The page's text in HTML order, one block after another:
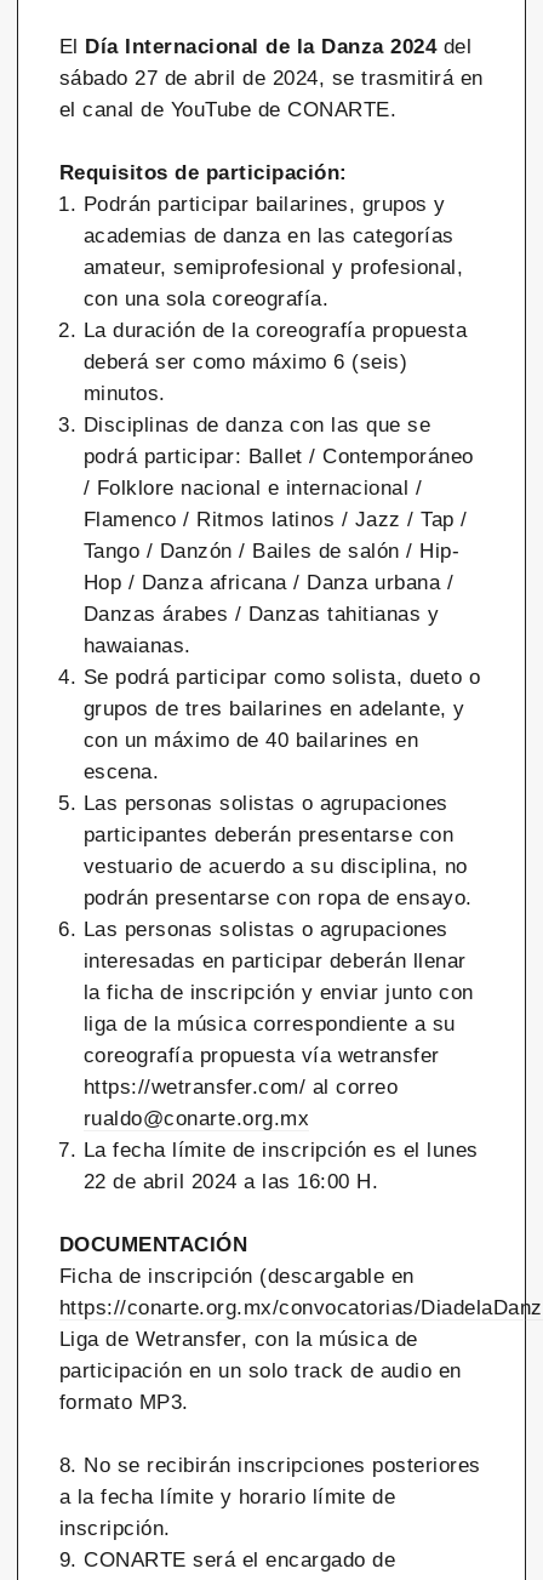
El Día Internacional de la Danza 2024del
sábado 27 de abril de 2024, se trasmitirá en
el canal de YouTube de CONARTE.
Requisitos de participación:
Podrán participar bailarines, grupos y
academias de danza en las categorías
amateur, semiprofesional y profesional,
con una sola coreografía.
La duración de la coreografía propuesta
deberá ser como máximo 6 (seis)
minutos.
Disciplinas de danza con las que se
podrá participar: Ballet / Contemporáneo
/ Folklore nacional e internacional /
Flamenco / Ritmos latinos / Jazz / Tap /
Tango / Danzón / Bailes de salón / Hip-
Hop / Danza africana / Danza urbana /
Danzas árabes / Danzas tahitianas y
hawaianas.
Se podrá participar como solista, dueto o
grupos de tres bailarines en adelante, y
con un máximo de 40 bailarines en
escena.
Las personas solistas o agrupaciones
participantes deberán presentarse con
vestuario de acuerdo a su disciplina, no
podrán presentarse con ropa de ensayo.
Las personas solistas o agrupaciones
interesadas en participar deberán llenar
la ficha de inscripción y enviar junto con
liga de la música correspondiente a su
coreografía propuesta vía wetransfer
https://wetransfer.com/ al correo
rualdo@conarte.org.mx
La fecha límite de inscripción es el lunes
22 de abril 2024 a las 16:00 H.
DOCUMENTACIÓN
Ficha de inscripción (descargable en
https://conarte.org.mx/convocatorias/
Liga de Wetransfer, con la música de
participación en un solo track de audio en
formato MP3.
8. No se recibirán inscripciones posteriores
a la fecha límite y horario límite de
inscripción.
9. CONARTE será el encargado de